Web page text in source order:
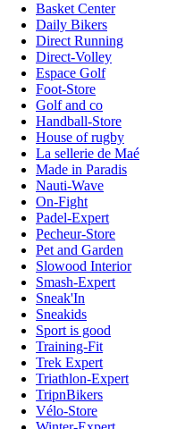
Basket Center
Daily Bikers
Direct Running
Direct-Volley
Espace Golf
Foot-Store
Golf and co
Handball-Store
House of rugby
La sellerie de Maé
Made in Paradis
Nauti-Wave
On-Fight
Padel-Expert
Pecheur-Store
Pet and Garden
Slowood Interior
Smash-Expert
Sneak'In
Sneakids
Sport is good
Training-Fit
Trek Expert
Triathlon-Expert
TripnBikers
Vélo-Store